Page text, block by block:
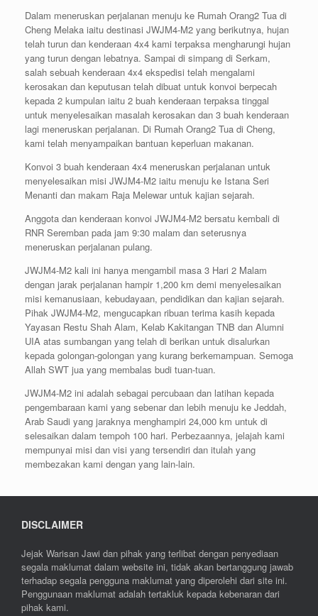
Dalam meneruskan perjalanan menuju ke Rumah Orang2 Tua di
Cheng Melaka iaitu destinasi JWJM4-M2 yang berikutnya, hujan
telah turun dan kenderaan 4x4 kami terpaksa mengharungi hujan
yang turun dengan lebatnya. Sampai di simpang di Serkam,
salah sebuah kenderaan 4x4 ekspedisi telah mengalami
kerosakan dan keputusan telah dibuat untuk konvoi berpecah
kepada 2 kumpulan iaitu 2 buah kenderaan terpaksa tinggal
untuk menyelesaikan masalah kerosakan dan 3 buah kenderaan
lagi meneruskan perjalanan. Di Rumah Orang2 Tua di Cheng,
kami telah menyampaikan bantuan keperluan makanan.
Konvoi 3 buah kenderaan 4x4 meneruskan perjalanan untuk
menyelesaikan misi JWJM4-M2 iaitu menuju ke Istana Seri
Menanti dan makam Raja Melewar untuk kajian sejarah.
Anggota dan kenderaan konvoi JWJM4-M2 bersatu kembali di
RNR Seremban pada jam 9:30 malam dan seterusnya
meneruskan perjalanan pulang.
JWJM4-M2 kali ini hanya mengambil masa 3 Hari 2 Malam
dengan jarak perjalanan hampir 1,200 km demi menyelesaikan
misi kemanusiaan, kebudayaan, pendidikan dan kajian sejarah.
Pihak JWJM4-M2, mengucapkan ribuan terima kasih kepada
Yayasan Restu Shah Alam, Kelab Kakitangan TNB dan Alumni
UIA atas sumbangan yang telah di berikan untuk disalurkan
kepada golongan-golongan yang kurang berkemampuan. Semoga
Allah SWT jua yang membalas budi tuan-tuan.
JWJM4-M2 ini adalah sebagai percubaan dan latihan kepada
pengembaraan kami yang sebenar dan lebih menuju ke Jeddah,
Arab Saudi yang jaraknya menghampiri 24,000 km untuk di
selesaikan dalam tempoh 100 hari. Perbezaannya, jelajah kami
mempunyai misi dan visi yang tersendiri dan itulah yang
membezakan kami dengan yang lain-lain.
DISCLAIMER
Jejak Warisan Jawi dan pihak yang terlibat dengan penyediaan
segala maklumat dalam website ini, tidak akan bertanggung jawab
terhadap segala pengguna maklumat yang diperolehi dari site ini.
Penggunaan maklumat adalah tertakluk kepada kebenaran dari
pihak kami.